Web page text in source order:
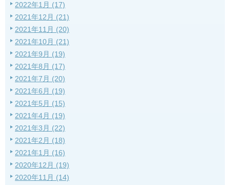
2022年1月 (17)
2021年12月 (21)
2021年11月 (20)
2021年10月 (21)
2021年9月 (19)
2021年8月 (17)
2021年7月 (20)
2021年6月 (19)
2021年5月 (15)
2021年4月 (19)
2021年3月 (22)
2021年2月 (18)
2021年1月 (16)
2020年12月 (19)
2020年11月 (14)